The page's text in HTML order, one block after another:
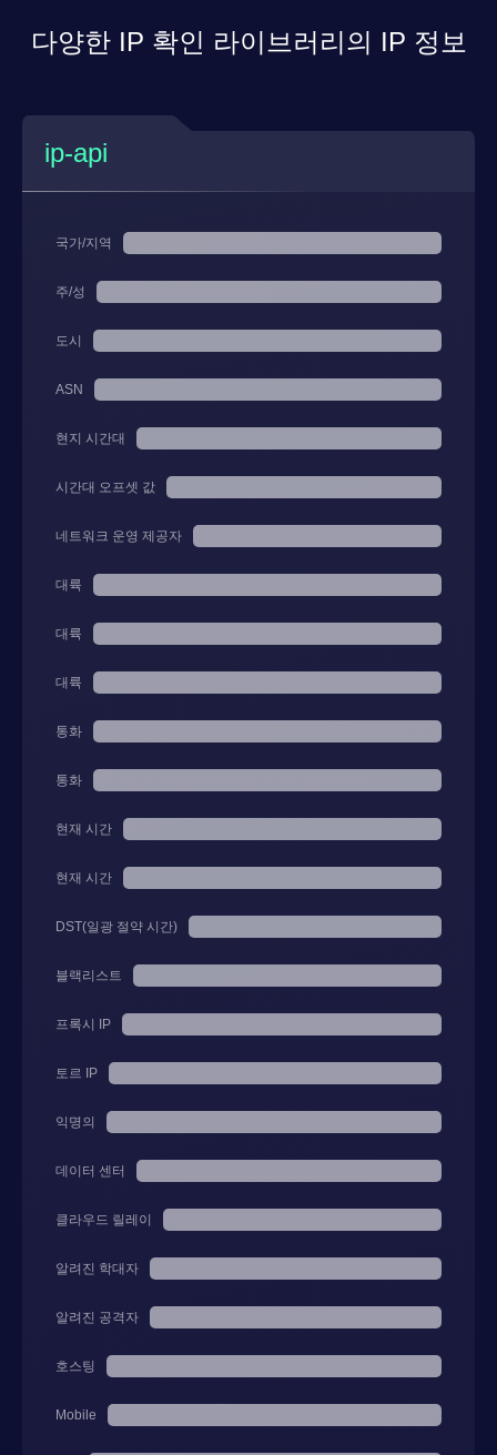
다양한 IP 확인 라이브러리의 IP 정보
ip-api
국가/지역
주/성
도시
ASN
현지 시간대
시간대 오프셋 값
네트워크 운영 제공자
대륙
대륙
대륙
통화
통화
현재 시간
현재 시간
DST(일광 절약 시간)
블랙리스트
프록시 IP
토르 IP
익명의
데이터 센터
클라우드 릴레이
알려진 학대자
알려진 공격자
호스팅
Mobile